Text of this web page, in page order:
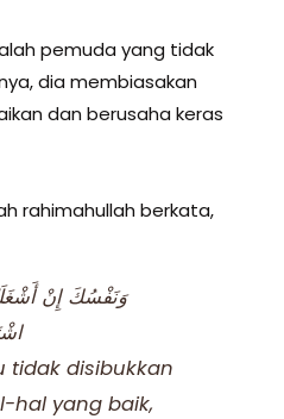
pemuda yang tidak
dia membiasakan
dan berusaha keras
rahimahullah berkata,
وَنَفْسُكَ إِنْ
tidak disibukkan
hal yang baik,